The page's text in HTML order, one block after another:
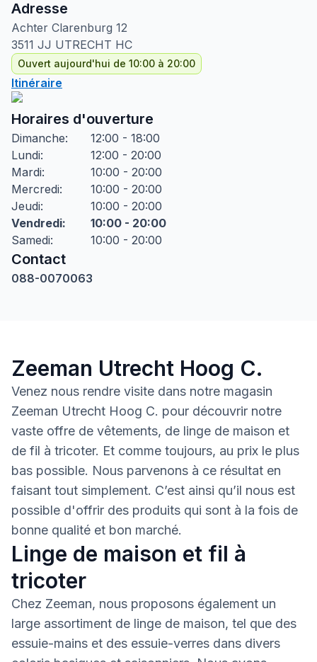
Adresse
Achter Clarenburg 12
3511 JJ UTRECHT HC
Ouvert aujourd'hui de 10:00 à 20:00
Itinéraire
Horaires d'ouverture
Dimanche:
12:00 - 18:00
Lundi:
12:00 - 20:00
Mardi:
10:00 - 20:00
Mercredi:
10:00 - 20:00
Jeudi:
10:00 - 20:00
Vendredi:
10:00 - 20:00
Samedi: 10:00 - 20:00
Contact
088-0070063
Zeeman Utrecht Hoog C.
Venez nous rendre visite dans notre magasin
Zeeman Utrecht Hoog C. pour découvrir notre
vaste offre de vêtements, de linge de maison et
de fil à tricoter. Et comme toujours, au prix le plus
bas possible. Nous parvenons à ce résultat en
faisant tout simplement. C’est ainsi qu’il nous est
possible d'offrir des produits qui sont à la fois de
bonne qualité et bon marché.
Linge de maison et fil à
tricoter
Chez Zeeman, nous proposons également un
large assortiment de linge de maison, tel que des
essuie-mains et des essuie-verres dans divers